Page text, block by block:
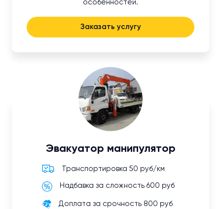
особенностей.
Заказать услугу
Эвакуатор манипулятор
Транспортировка 50 руб/км
Надбавка за сложность 600 руб
Доплата за срочность 800 руб